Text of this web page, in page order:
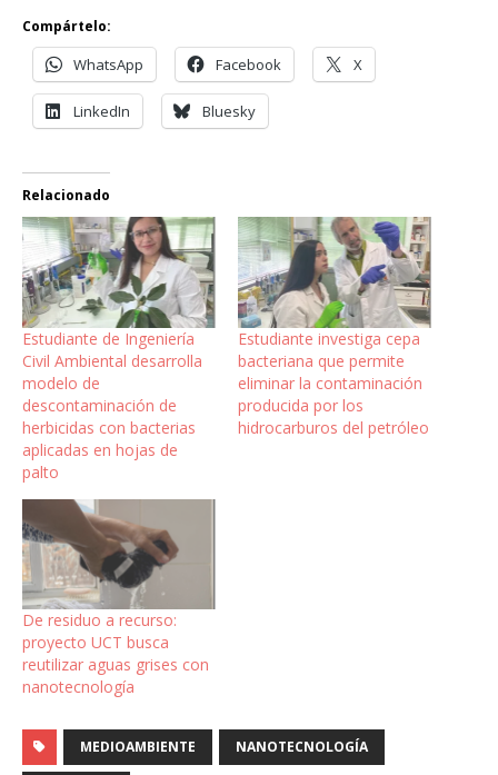
Compártelo:
WhatsApp Facebook X
LinkedIn Bluesky
Relacionado
Estudiante de Ingeniería
Civil Ambiental desarrolla
modelo de
descontaminación de
herbicidas con bacterias
aplicadas en hojas de
palto
Estudiante investiga cepa
bacteriana que permite
eliminar la contaminación
producida por los
hidrocarburos del petróleo
De residuo a recurso:
proyecto UCT busca
reutilizar aguas grises con
nanotecnología
MEDIOAMBIENTE NANOTECNOLOGÍA